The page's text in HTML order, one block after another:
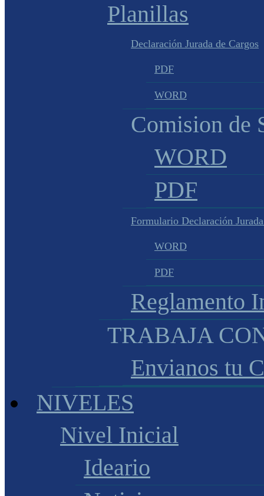
Planillas
Declaración Jurada de Cargos
PDF
WORD
Comision de
WORD
PDF
Formulario Declaración
WORD
PDF
Reglamento
TRABAJA
Envianos tu
NIVELES
Nivel Inicial
Ideario